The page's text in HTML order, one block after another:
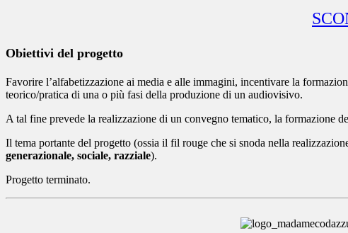
Obiettivi del progetto
Favorire l’alfabetizzazione ai media e alle immagini, incentivare la
teorico/pratica di una o più fasi della produzione di un audiovisivo.
A tal fine prevede la realizzazione di un convegno tematico, la formazione
Il tema portante del progetto (ossia il fil rouge che si snoda nella
generazionale, sociale, razziale).
Progetto terminato.